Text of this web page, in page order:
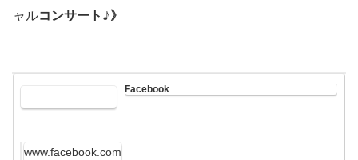
ャルコンサート♪》
Facebook
www.facebook.com